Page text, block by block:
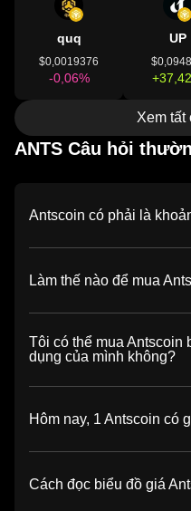
quq
$0,0019376
-0,06%
UP
Xem tất
ANTS Câu hỏi
Antscoin có phải là
Làm thế nào để mua
Tôi có thể mua Antscoin
dụng của mình không?
Hôm nay, 1 Antscoin có
Cách đọc biểu đồ giá